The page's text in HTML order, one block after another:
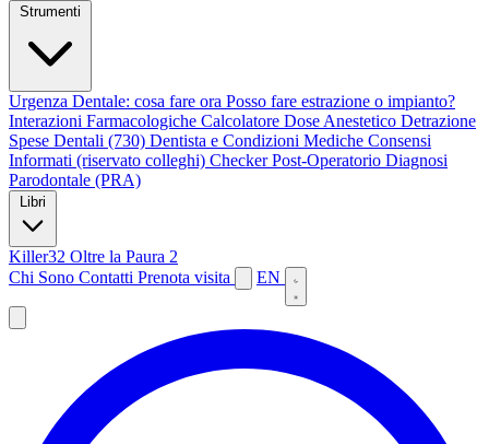
Urgenza Dentale: cosa fare ora Posso fare estrazione o impianto?
Interazioni Farmacologiche Calcolatore Dose Anestetico Detrazione
Spese Dentali (730) Dentista e Condizioni Mediche Consensi
Informati (riservato colleghi) Checker Post-Operatorio Diagnosi
Parodontale (PRA)
Killer32 Oltre la Paura 2
Chi Sono Contatti Prenota visita EN